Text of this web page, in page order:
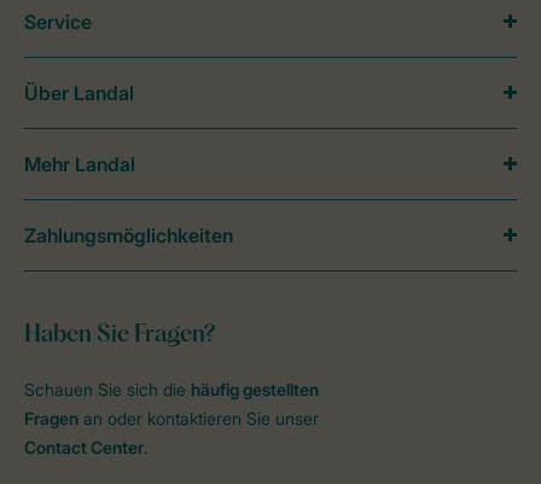
Haben Sie Fragen?
Schauen Sie sich die häufig gestellten
Fragen an oder kontaktieren Sie unser
Contact Center.
Service
Über Landal
Mehr Landal
Zahlungsmöglichkeiten